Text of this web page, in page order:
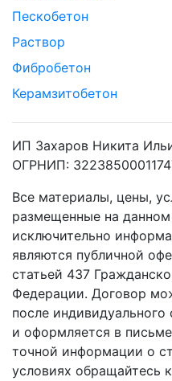
Пескобетон
Раствор
Фибробетон
Керамзитобетон
ИП Захаров Никита
ОГРНИП:
Все материалы, цены,
размещенные на данном
исключительно
являются публичной
статьей 437
Федерации. Договор
после индивидуального
и оформляется в
точной информации о
условиях обращайтесь